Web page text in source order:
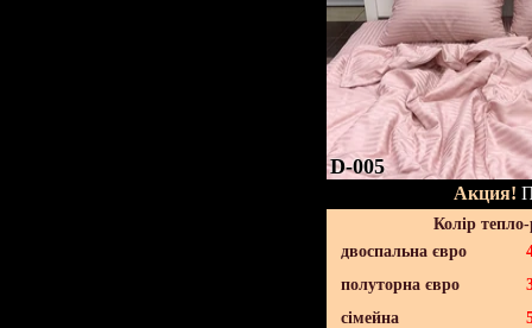
D-005
Акция!
Колір
двоспальна євро
полуторна євро
сімейна